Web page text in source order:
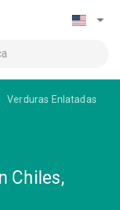
Verduras Enlatadas
Chiles,